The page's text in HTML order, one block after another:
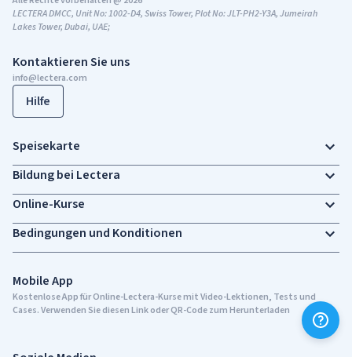
Kontaktieren Sie uns
info@lectera.com
Hilfe
Mobile App
Kostenlose App für Online-Lectera-Kurse mit Video-Lektionen, Tests und
Cases. Verwenden Sie diesen Link oder QR-Code zum Herunterladen
LECTERA DMCC, Unit No: 1002-D4, Swiss Tower, Plot No: JLT-PH2-Y3A, Jumeirah
Lakes Tower, Dubai, UAE;
Speisekarte
Bildung bei Lectera
Online-Kurse
Bedingungen und Konditionen